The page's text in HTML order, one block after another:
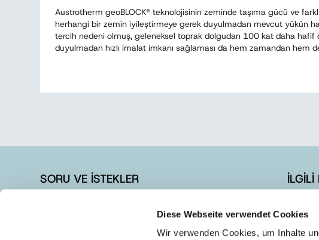
Diese Webseite verwendet Cookies
Wir verwenden Cookies, um Inhalte
Austrotherm geoBLOCK® teknolojisinin zeminde taşıma gücü ve
herhangi bir zemin iyileştirmeye gerek duyulmadan mevcut yükün
tercih nedeni olmuş, geleneksel toprak dolgudan 100 kat daha hafif
duyulmadan hızlı imalat imkanı sağlaması da hem zamandan hem
SORU VE İSTEKLER
İLGİLİ
E-